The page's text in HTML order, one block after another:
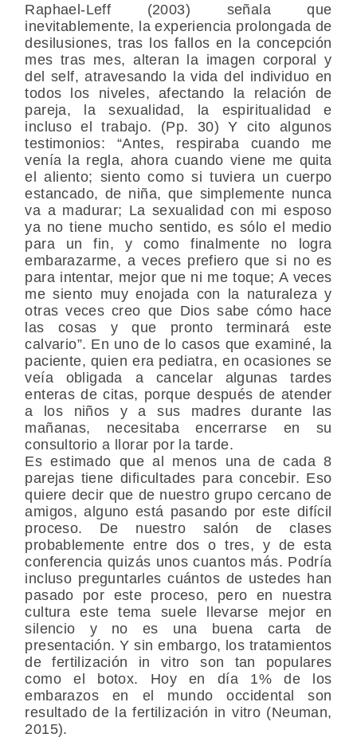
Raphael-Leff (2003) señala que
inevitablemente, la experiencia prolongada de
desilusiones, tras los fallos en la concepción
mes tras mes, alteran la imagen corporal y
del self, atravesando la vida del individuo en
todos los niveles, afectando la relación de
pareja, la sexualidad, la espiritualidad e
incluso el trabajo. (Pp. 30) Y cito algunos
testimonios: “Antes, respiraba cuando me
venía la regla, ahora cuando viene me quita
el aliento; siento como si tuviera un cuerpo
estancado, de niña, que simplemente nunca
va a madurar; La sexualidad con mi esposo
ya no tiene mucho sentido, es sólo el medio
para un fin, y como finalmente no logra
embarazarme, a veces prefiero que si no es
para intentar, mejor que ni me toque; A veces
me siento muy enojada con la naturaleza y
otras veces creo que Dios sabe cómo hace
las cosas y que pronto terminará este
calvario”. En uno de lo casos que examiné, la
paciente, quien era pediatra, en ocasiones se
veía obligada a cancelar algunas tardes
enteras de citas, porque después de atender
a los niños y a sus madres durante las
mañanas, necesitaba encerrarse en su
consultorio a llorar por la tarde.
Es estimado que al menos una de cada 8
parejas tiene dificultades para concebir. Eso
quiere decir que de nuestro grupo cercano de
amigos, alguno está pasando por este difícil
proceso. De nuestro salón de clases
probablemente entre dos o tres, y de esta
conferencia quizás unos cuantos más. Podría
incluso preguntarles cuántos de ustedes han
pasado por este proceso, pero en nuestra
cultura este tema suele llevarse mejor en
silencio y no es una buena carta de
presentación. Y sin embargo, los tratamientos
de fertilización in vitro son tan populares
como el botox. Hoy en día 1% de los
embarazos en el mundo occidental son
resultado de la fertilización in vitro (Neuman,
2015).